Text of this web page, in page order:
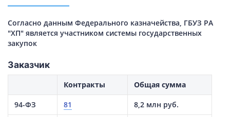
Согласно данным Федерального казначейства, ГБУЗ РА
"ХП" является участником системы государственных
закупок
Заказчик
Контракты Общая сумма
94-ФЗ 81 8,2 млн руб.